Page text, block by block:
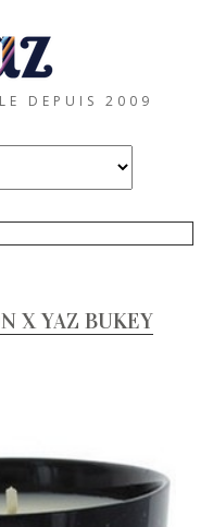
DEPUIS 2009
X YAZ BUKEY